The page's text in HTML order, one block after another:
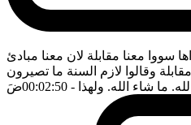
سووا معنا مقابلة لان معنا مبادئ
وقالوا لازم السنة ما تصيرون
ما شاء الله. ولهذا - 00:02:50 ضَ